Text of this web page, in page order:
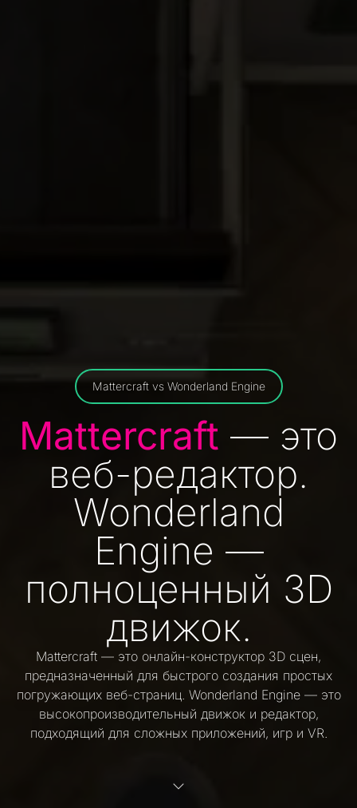
Mattercraft vs Wonderland Engine
Mattercraft — это
веб-редактор.
Wonderland
Engine —
полноценный 3D
движок.
Mattercraft — это онлайн-конструктор 3D сцен,
предназначенный для быстрого создания простых
погружающих веб-страниц. Wonderland Engine — это
высокопроизводительный движок и редактор,
подходящий для сложных приложений, игр и VR.